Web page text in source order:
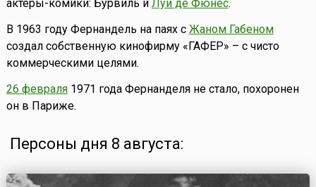
актеры-комики: Бурвиль и Луи де Фюнес.
В 1963 году Фернандель на паях с Жаном Габеном
создал собственную кинофирму «ГАФЕР» – с чисто
коммерческими целями.
26 февраля1971 года Фернанделя не стало, похоронен
он в Париже.
Персоны дня 8 августа: